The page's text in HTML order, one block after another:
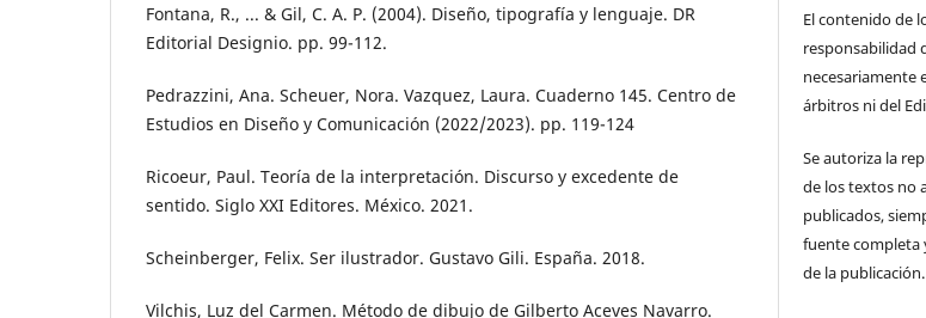
Fontana, R., ... & Gil, C. A. P. (2004). Diseño, tipografía y lenguaje. DR
Editorial Designio. pp. 99-112.
Pedrazzini, Ana. Scheuer, Nora. Vazquez, Laura. Cuaderno 145. Centro de
Estudios en Diseño y Comunicación (2022/2023). pp. 119-124
Ricoeur, Paul. Teoría de la interpretación. Discurso y excedente de
sentido. Siglo XXI Editores. México. 2021.
Scheinberger, Felix. Ser ilustrador. Gustavo Gili. España. 2018.
Vilchis, Luz del Carmen. Método de dibujo de Gilberto Aceves Navarro.
El contenido de
responsabilidad
necesariamente
árbitros ni del
Se autoriza la
de los textos no
publicados,
fuente completa
de la publicación.